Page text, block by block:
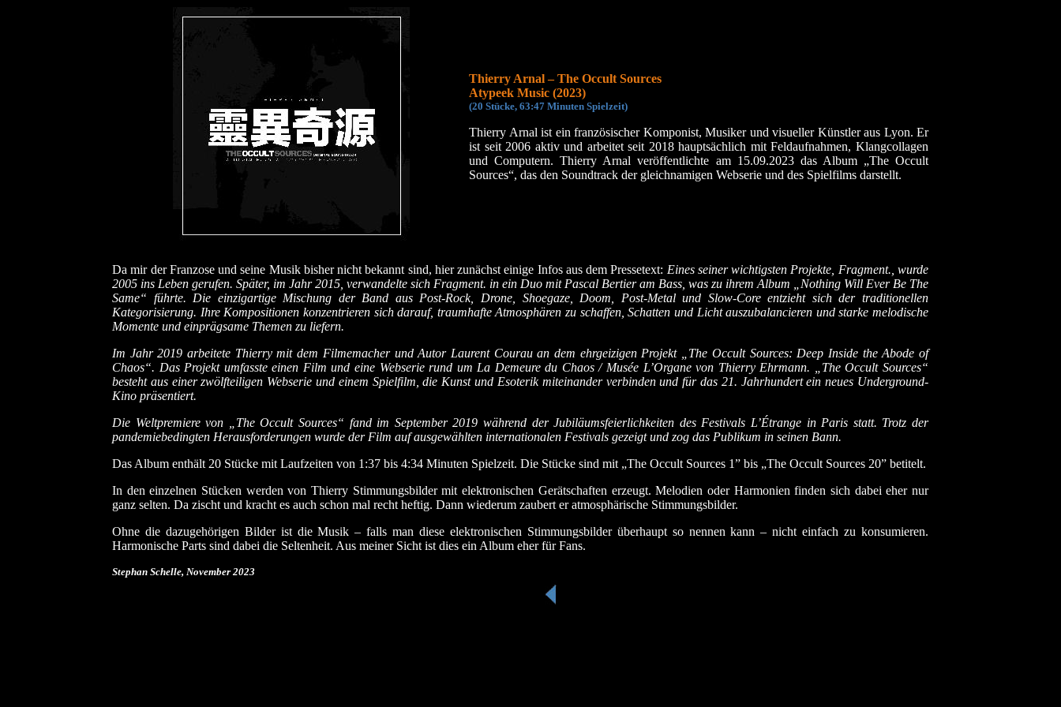
Thierry Arnal – The Occult Sources
Atypeek Music (2023)
(20 Stücke, 63:47 Minuten Spielzeit)
Thierry Arnal ist ein französischer Komponist, Musiker und visueller Künstler aus Lyon. Er
ist seit 2006 aktiv und arbeitet seit 2018 hauptsächlich mit Feldaufnahmen, Klangcollagen
und Computern. Thierry Arnal veröffentlichte am 15.09.2023 das Album „The Occult
Sources“, das den Soundtrack der gleichnamigen Webserie und des Spielfilms darstellt.
Da mir der Franzose und seine Musik bisher nicht bekannt sind, hier zunächst einige Infos aus dem Pressetext: Eines seiner wichtigsten Projekte, Fragment., wurde
2005 ins Leben gerufen. Später, im Jahr 2015, verwandelte sich Fragment. in ein Duo mit Pascal Bertier am Bass, was zu ihrem Album „Nothing Will Ever Be The
Same“ führte. Die einzigartige Mischung der Band aus Post-Rock, Drone, Shoegaze, Doom, Post-Metal und Slow-Core entzieht sich der traditionellen
Kategorisierung. Ihre Kompositionen konzentrieren sich darauf, traumhafte Atmosphären zu schaffen, Schatten und Licht auszubalancieren und starke melodische
Momente und einprägsame Themen zu liefern.
Im Jahr 2019 arbeitete Thierry mit dem Filmemacher und Autor Laurent Courau an dem ehrgeizigen Projekt „The Occult Sources: Deep Inside the Abode of
Chaos“. Das Projekt umfasste einen Film und eine Webserie rund um La Demeure du Chaos / Musée L’Organe von Thierry Ehrmann. „The Occult Sources“
besteht aus einer zwölfteiligen Webserie und einem Spielfilm, die Kunst und Esoterik miteinander verbinden und für das 21. Jahrhundert ein neues Underground-
Kino präsentiert.
Die Weltpremiere von „The Occult Sources“ fand im September 2019 während der Jubiläumsfeierlichkeiten des Festivals L’Étrange in Paris statt. Trotz der
pandemiebedingten Herausforderungen wurde der Film auf ausgewählten internationalen Festivals gezeigt und zog das Publikum in seinen Bann.
Das Album enthält 20 Stücke mit Laufzeiten von 1:37 bis 4:34 Minuten Spielzeit. Die Stücke sind mit „The Occult Sources 1” bis „The Occult Sources 20” betitelt.
In den einzelnen Stücken werden von Thierry Stimmungsbilder mit elektronischen Gerätschaften erzeugt. Melodien oder Harmonien finden sich dabei eher nur
ganz selten. Da zischt und kracht es auch schon mal recht heftig. Dann wiederum zaubert er atmosphärische Stimmungsbilder.
Ohne die dazugehörigen Bilder ist die Musik – falls man diese elektronischen Stimmungsbilder überhaupt so nennen kann – nicht einfach zu konsumieren.
Harmonische Parts sind dabei die Seltenheit. Aus meiner Sicht ist dies ein Album eher für Fans.
Stephan Schelle, November 2023